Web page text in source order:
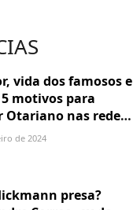
vida dos famosos e
motivos para
Otariano nas redes
de 2024
presa?